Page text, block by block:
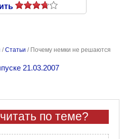
/Статьи / Почему немки не решаются
21.03.2007
по теме?